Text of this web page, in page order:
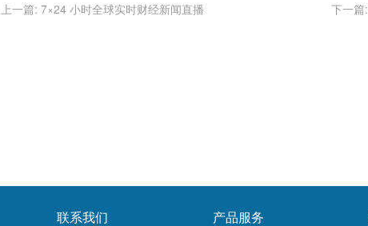
上一篇: 7×24 小时全球实时财经新闻直播 下一篇:
联系我们 产品服务